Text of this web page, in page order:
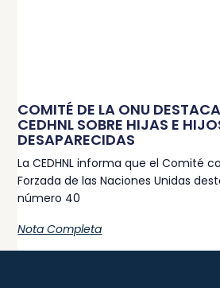
COMITÉ DE LA ONU
CEDHNL SOBRE HIJAS E
DESAPARECIDAS
La CEDHNL informa que el Comité
Forzada de las Naciones Unidas
número 40
Nota Completa